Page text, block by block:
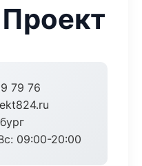
79 76
09:00-20:00